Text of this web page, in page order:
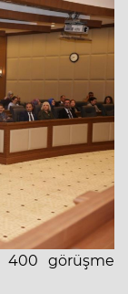
400 görüşme